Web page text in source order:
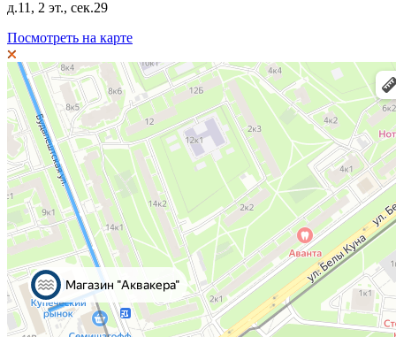
д.11, 2 эт., сек.29
Посмотреть на карте